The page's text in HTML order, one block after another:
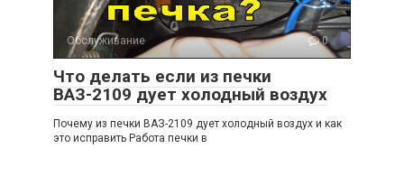
Обслуживание 0
Что делать если из печки
ВАЗ-2109 дует холодный воздух
Почему из печки ВАЗ-2109 дует холодный воздух и как
это исправить Работа печки в